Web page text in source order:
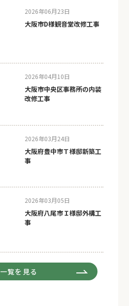
2026年06月23日
大阪市D様観音堂改修工事
2026年04月10日
大阪市中央区事務所の内装
改修工事
2026年03月24日
大阪府豊中市Ｔ様邸新築工
事
2026年03月05日
大阪府八尾市Ｉ様邸外構工
事
一覧を見る